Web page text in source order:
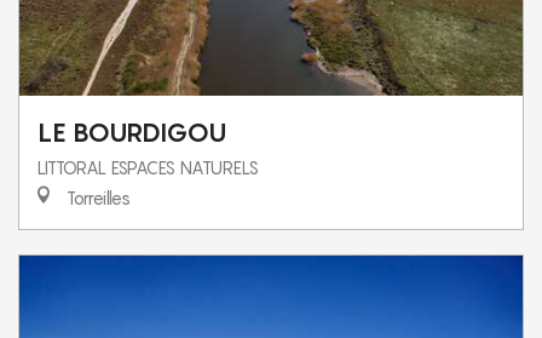
LE BOURDIGOU
LITTORAL ESPACES NATURELS
Torreilles